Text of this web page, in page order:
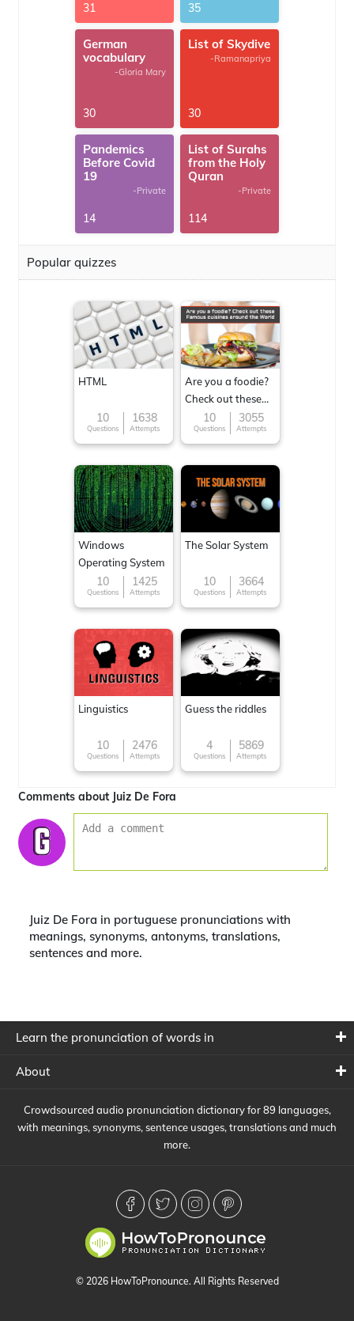
31 35
German
vocabulary
-Gloria Mary
30
List of Skydive
-Ramanapriya
30
Pandemics
Before Covid
19
-Private
14
List of Surahs
from the Holy
Quran
-Private
114
Popular quizzes
HTML
10
Questions
1638
Attempts
Are you a foodie?
Check out these
Famous cuisines
around the World
10
Questions
3055
Attempts
Windows
Operating System
10
Questions
1425
Attempts
The Solar System
10
Questions
3664
Attempts
Linguistics
10
Questions
2476
Attempts
Guess the riddles
4
Questions
5869
Attempts
Comments about Juiz De Fora
Juiz De Fora in portuguese pronunciations with
meanings, synonyms, antonyms, translations,
sentences and more.
Learn the pronunciation of words in
About
Crowdsourced audio pronunciation dictionary for 89 languages,
with meanings, synonyms, sentence usages, translations and much
more.
© 2026 HowToPronounce. All Rights Reserved